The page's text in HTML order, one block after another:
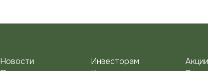
Новости
Инвесторам
Акции